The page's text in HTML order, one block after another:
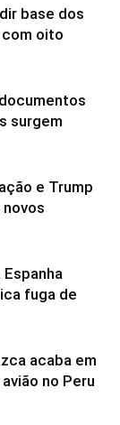
base dos
oito
surgem
e Trump
fuga de
acaba em
no Peru